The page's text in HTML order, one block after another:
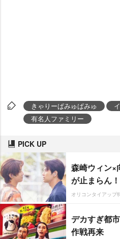
きゃりーぱみゅぱみゅ
有名人ファミリー
PICK UP
森崎ウィン×
が止まらん！
オリコンタイアップ
デカすぎ都
作戦再来